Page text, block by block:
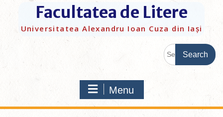
Facultatea de Litere
Universitatea Alexandru Ioan Cuza din Iași
Menu